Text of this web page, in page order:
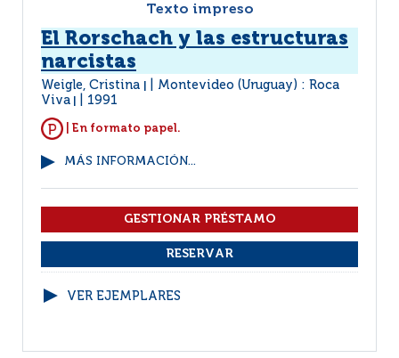
Texto impreso
El Rorschach y las estructuras
narcistas
Weigle, Cristina
Montevideo (Uruguay) : Roca
Viva
1991
| En formato papel.
MÁS INFORMACIÓN...
VER EJEMPLARES